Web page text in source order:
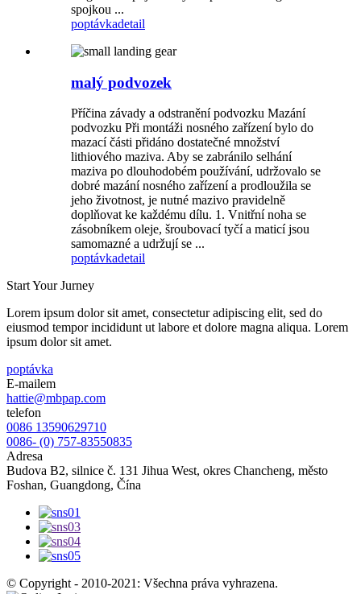
spojkou ...
poptávkadetail
malý podvozek
Příčina závady a odstranění podvozku Mazání
podvozku Při montáži nosného zařízení bylo do
mazací části přidáno dostatečné množství
lithiového maziva. Aby se zabránilo selhání
maziva po dlouhodobém používání, udržovalo se
dobré mazání nosného zařízení a prodloužila se
jeho životnost, je nutné mazivo pravidelně
doplňovat ke každému dílu. 1. Vnitřní noha se
zásobníkem oleje, šroubovací tyčí a maticí jsou
samomazné a udržují se ...
poptávkadetail
Start Your Jurney
Lorem ipsum dolor sit amet, consectetur adipiscing elit, sed do
eiusmod tempor incididunt ut labore et dolore magna aliqua. Lorem
ipsum dolor sit amet.
poptávka
E-mailem
hattie@mbpap.com
telefon
0086 13590629710
0086- (0) 757-83550835
Adresa
Budova B2, silnice č. 131 Jihua West, okres Chancheng, město
Foshan, Guangdong, Čína
© Copyright - 2010-2021: Všechna práva vyhrazena.